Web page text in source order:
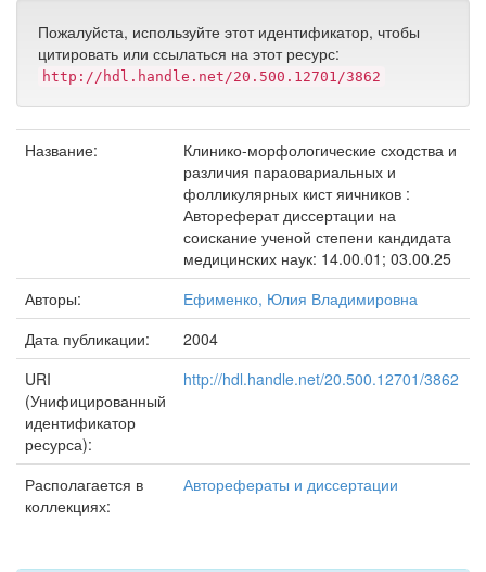
Пожалуйста, используйте этот идентификатор, чтобы
цитировать или ссылаться на этот ресурс:
http://hdl.handle.net/20.500.12701/3862
Название:
Клинико-морфологические сходства и
различия параовариальных и
фолликулярных кист яичников :
Автореферат диссертации на
соискание ученой степени кандидата
медицинских наук: 14.00.01; 03.00.25
Авторы:
Ефименко, Юлия Владимировна
Дата публикации:
2004
URI
(Унифицированный
идентификатор
ресурса):
http://hdl.handle.net/20.500.12701/3862
Располагается в
коллекциях:
Авторефераты и диссертации